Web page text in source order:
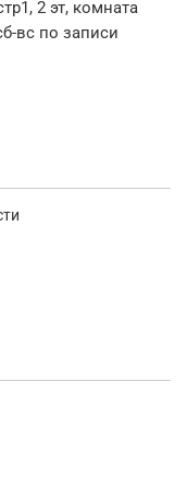
2 эт, комната
Часы работы: пн-пт 11:00-20:00 сб-вс по записи